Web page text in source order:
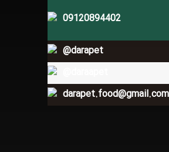
09120894402
@darapet
darapet.food@gmail.com